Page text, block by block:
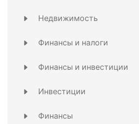
Недвижимость
Финансы и налоги
Финансы и инвестиции
Инвестиции
Финансы